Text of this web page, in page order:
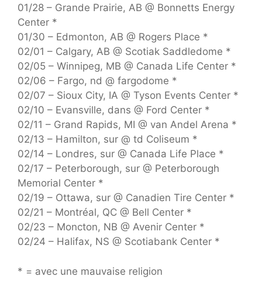
01/28 – Grande Prairie, AB @ Bonnetts Energy
Center *
01/30 – Edmonton, AB @ Rogers Place *
02/01 – Calgary, AB @ Scotiak Saddledome *
02/05 – Winnipeg, MB @ Canada Life Center *
02/06 – Fargo, nd @ fargodome *
02/07 – Sioux City, IA @ Tyson Events Center *
02/10 – Evansville, dans @ Ford Center *
02/11 – Grand Rapids, MI @ van Andel Arena *
02/13 – Hamilton, sur @ td Coliseum *
02/14 – Londres, sur @ Canada Life Place *
02/17 – Peterborough, sur @ Peterborough
Memorial Center *
02/19 – Ottawa, sur @ Canadien Tire Center *
02/21 – Montréal, QC @ Bell Center *
02/23 – Moncton, NB @ Avenir Center *
02/24 – Halifax, NS @ Scotiabank Center *
* = avec une mauvaise religion